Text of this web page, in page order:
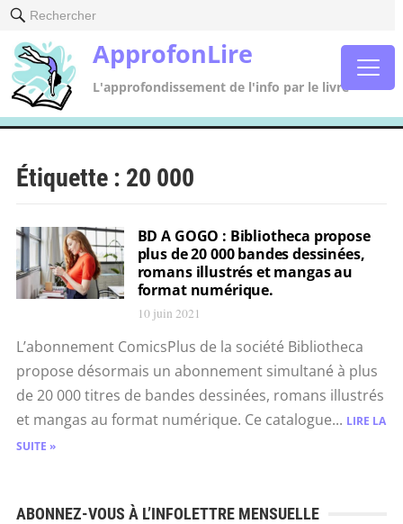
Rechercher
ApprofonLire
L'approfondissement de l'info par le livre
Étiquette : 20 000
BD A GOGO : Bibliotheca propose
plus de 20 000 bandes dessinées,
romans illustrés et mangas au
format numérique.
10 juin 2021
L’abonnement ComicsPlus de la société Bibliotheca
propose désormais un abonnement simultané à plus
de 20 000 titres de bandes dessinées, romans illustrés
et mangas au format numérique. Ce catalogue... LIRE LA
SUITE »
ABONNEZ-VOUS À L’INFOLETTRE MENSUELLE